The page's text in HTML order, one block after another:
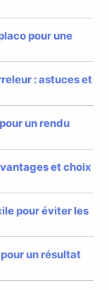
pour une
: astuces et
un rendu
et choix
pour éviter les
un résultat